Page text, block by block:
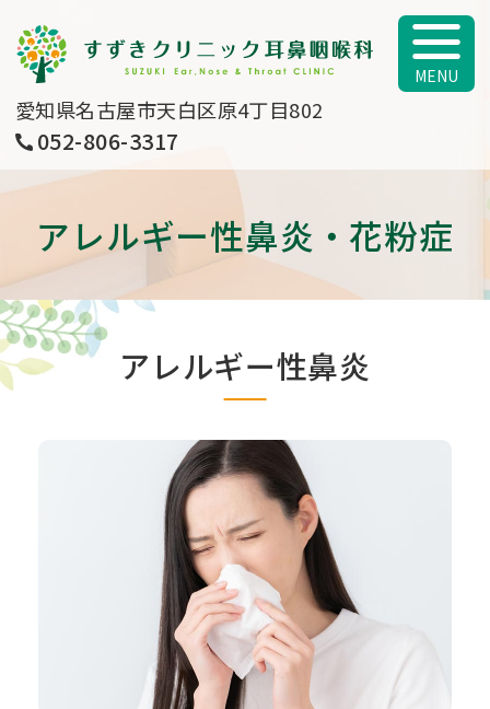
すずきクリニ
愛知県名古屋市天白区原4丁目802
052-806-3317
アレルギー性鼻炎・花粉症
アレルギー性鼻炎